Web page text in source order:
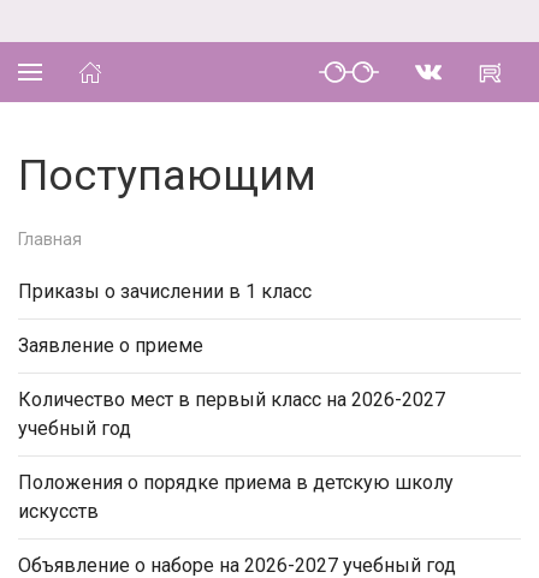
Поступающим
Главная
Приказы о зачислении в 1 класс
Заявление о приеме
Количество мест в первый класс на 2026-2027
учебный год
Положения о порядке приема в детскую школу
искусств
Объявление о наборе на 2026-2027 учебный год